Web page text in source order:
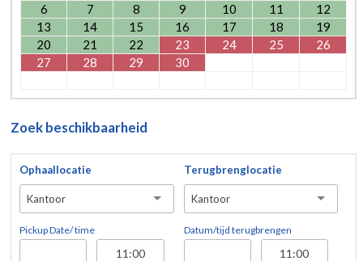
6
7 8 9 10 11
12
13
14 15 16 17 18
19
20
21 22 23 24 25
26
27
28 29 30
Zoek beschikbaarheid
Ophaallocatie
Kantoor
Pickup Date/ time
Terugbrenglocatie
Kantoor
Datum/tijd terugbrengen